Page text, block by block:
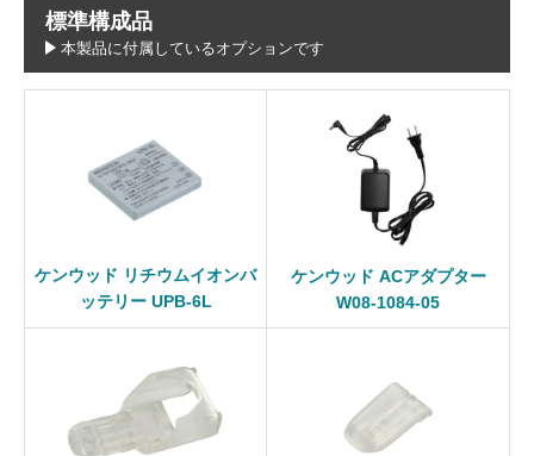
標準構成品
本製品に付属しているオプションです
ケンウッド リチウムイオンバ
ッテリー UPB-6L
ケンウッド ACアダプター
W08-1084-05